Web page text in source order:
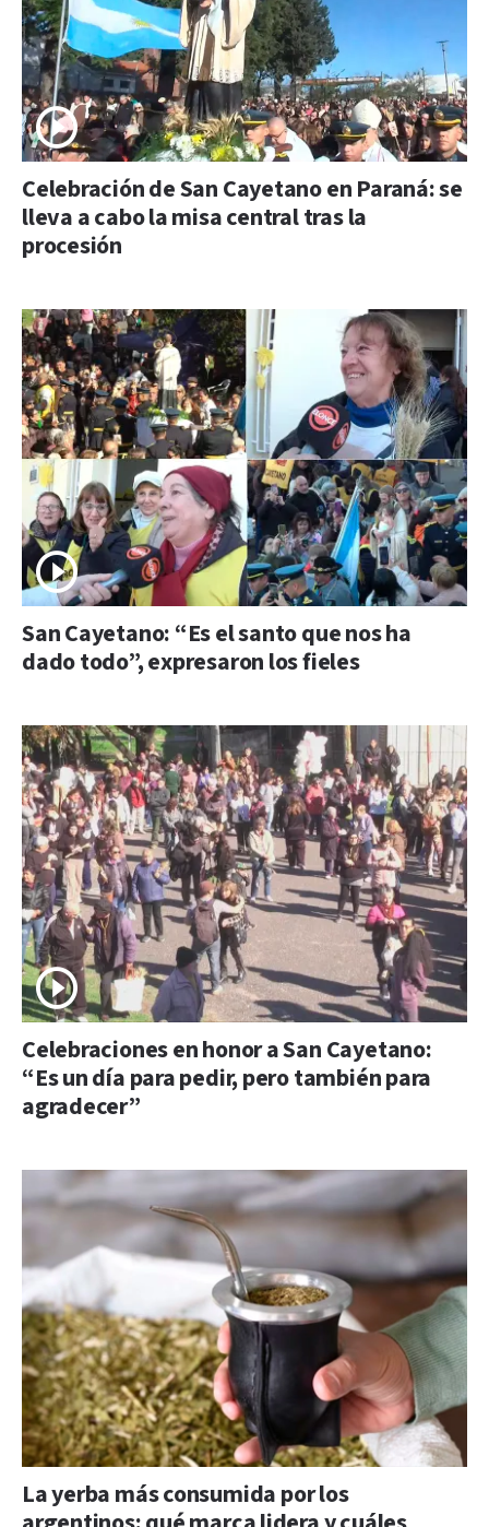
Celebración de San Cayetano en Paraná: se
lleva a cabo la misa central tras la
procesión
San Cayetano: “Es el santo que nos ha
dado todo”, expresaron los fieles
Celebraciones en honor a San Cayetano:
“Es un día para pedir, pero también para
agradecer”
La yerba más consumida por los